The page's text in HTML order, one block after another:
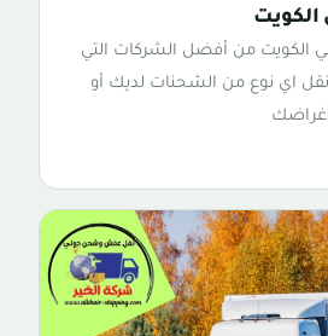
الكويت من أفضل الشركات التي
نقل اي نوع من الشحنات لديك أو